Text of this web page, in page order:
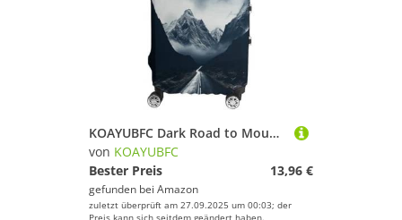
KOAYUBFC Dark Road to Mountains Gepäckabdeckung, TSA-zugelassen, für Gepäck, elastisch, waschbar, Anzughülle, kratzfest, Reisegepäckhülle, Koffer-Schutz, passend für, Dark Road to Mountains, S
von KOAYUBFC
Bester Preis
13,96 €
gefunden bei Amazon
zuletzt überprüft am 27.09.2025 um 00:03; der
Preis kann sich seitdem geändert haben.